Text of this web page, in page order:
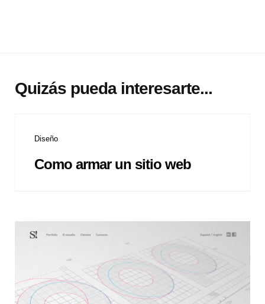
Quizás pueda interesarte...
Diseño
Como armar un sitio web